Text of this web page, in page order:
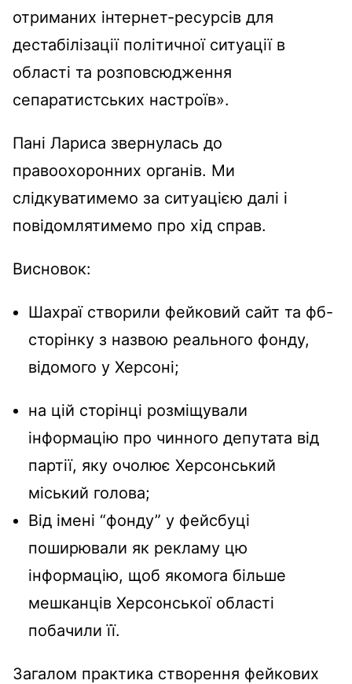
отриманих інтернет-ресурсів для
дестабілізації політичної ситуації в
області та розповсюдження
сепаратистських настроїв».
Пані Лариса звернулась до
правоохоронних органів. Ми
слідкуватимемо за ситуацією далі і
повідомлятимемо про хід справ.
Висновок:
Шахраї створили фейковий сайт та фб-
сторінку з назвою реального фонду,
відомого у Херсоні;
на цій сторінці розміщували
інформацію про чинного депутата від
партії, яку очолює Херсонський
міський голова;
Від імені “фонду” у фейсбуці
поширювали як рекламу цю
інформацію, щоб якомога більше
мешканців Херсонської області
побачили її.
Загалом практика створення фейкових